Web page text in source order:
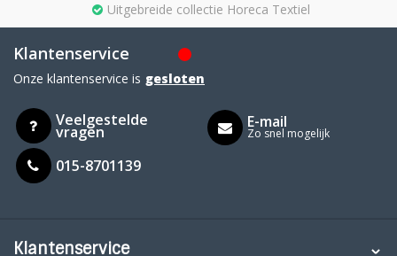
Uitgebreide collectie Horeca Textiel
Klantenservice
Onze klantenservice is gesloten
Veelgestelde
vragen
015-8701139
E-mail
Zo snel mogelijk
Klantenservice